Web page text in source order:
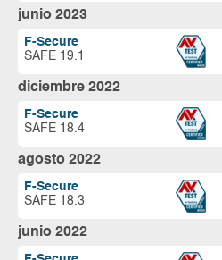
junio 2023
F-Secure
SAFE 19.1
diciembre 2022
F-Secure
SAFE 18.4
agosto 2022
F-Secure
SAFE 18.3
junio 2022